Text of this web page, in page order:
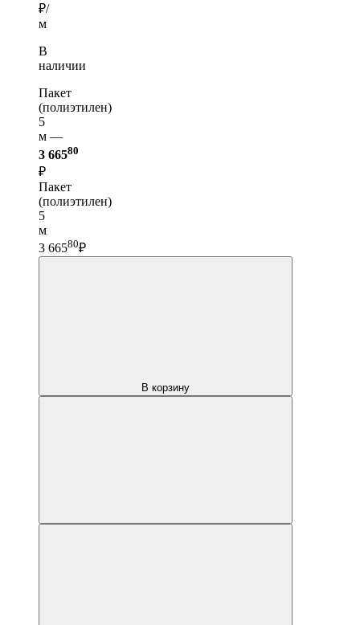
₽/
м
В
наличии
Пакет
(полиэтилен)
5
м —
3 66580
₽
Пакет
(полиэтилен)
5
м
3 66580₽
В корзину